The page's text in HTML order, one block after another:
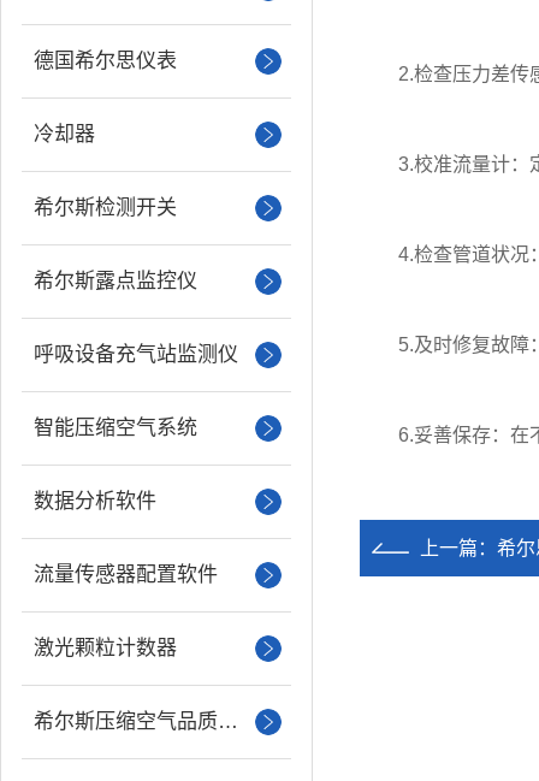
德国希尔思仪表
冷却器
希尔斯检测开关
希尔斯露点监控仪
呼吸设备充气站监测仪
智能压缩空气系统
数据分析软件
流量传感器配置软件
激光颗粒计数器
希尔斯压缩空气品质分析仪
2.检查压力差传感
3.校准流量计：定
4.检查管道状况：
5.及时修复故障：
6.妥善保存：在
上一篇： 希尔